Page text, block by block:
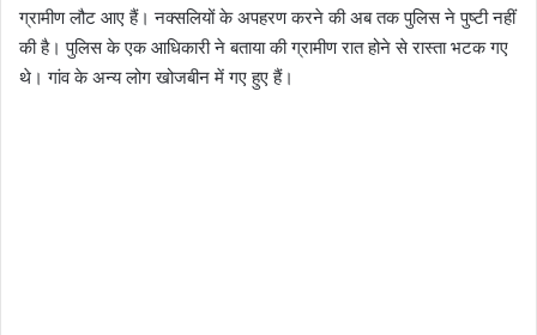
ग्रामीण लौट आए हैं। नक्सलियों के अपहरण करने की अब तक पुलिस ने पुष्टी नहीं
की है। पुलिस के एक आधिकारी ने बताया की ग्रामीण रात होने से रास्ता भटक गए
थे। गांव के अन्य लोग खोजबीन में गए हुए हैं।